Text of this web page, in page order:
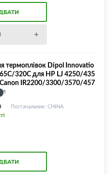
термоплівок Dipol Innovatio
320С для HP LJ 4250/435
IR2200/3300/3570/457
Постачальник: CHINA